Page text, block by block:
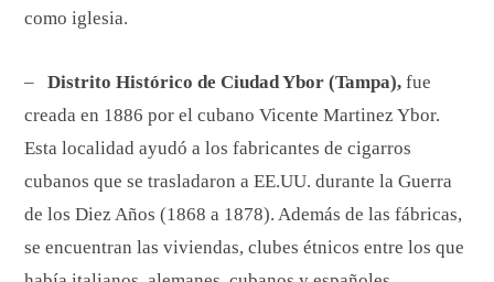
como iglesia.
– Distrito Histórico de Ciudad Ybor (Tampa), fue
creada en 1886 por el cubano Vicente Martinez Ybor.
Esta localidad ayudó a los fabricantes de cigarros
cubanos que se trasladaron a EE.UU. durante la Guerra
de los Diez Años (1868 a 1878). Además de las fábricas,
se encuentran las viviendas, clubes étnicos entre los que